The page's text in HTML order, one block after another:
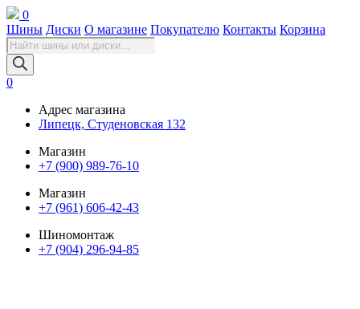
0
Шины Диски О магазине Покупателю Контакты Корзина
Поиск
товаров
0
Адрес магазина
Липецк, Студеновская 132
Магазин
+7 (900) 989-76-10
Магазин
+7 (961) 606-42-43
Шиномонтаж
+7 (904) 296-94-85